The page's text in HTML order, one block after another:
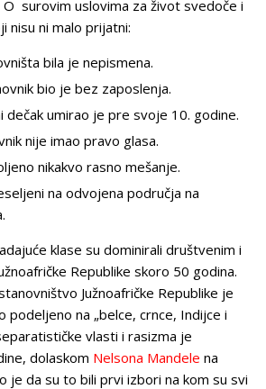
surovim uslovima za život svedoče i
nisu ni malo prijatni:
bila je nepismena.
bio je bez zaposlenja.
dečak umirao je pre svoje 10. godine.
nije imao pravo glasa.
nikakvo rasno mešanje.
na odvojena područja na
klase su dominirali društvenim i
Republike skoro 50 godina.
Južnoafričke Republike je
podeljeno na „belce, crnce, Indijce i
vlasti i rasizma je
dolaskom Nelsona Mandele na
je da su to bili prvi izbori na kom su svi